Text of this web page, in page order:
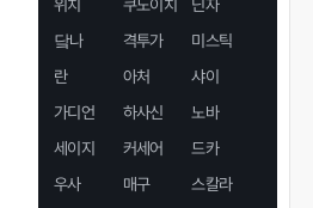
위치
쿠노이치
닌자
닼나
격투가
미스틱
란
아처
샤이
가디언
하사신
노바
세이지
커세어
드카
우사
매구
스칼라